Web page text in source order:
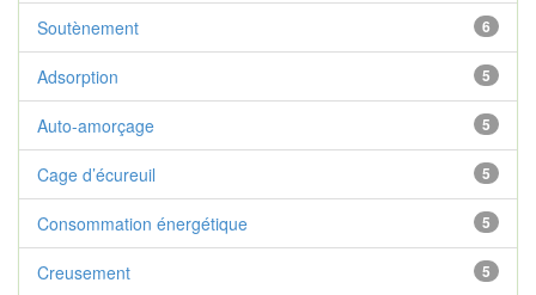
6
Soutènement
5
Adsorption
5
Auto-amorçage
5
Cage d’écureuil
5
Consommation énergétique
5
Creusement